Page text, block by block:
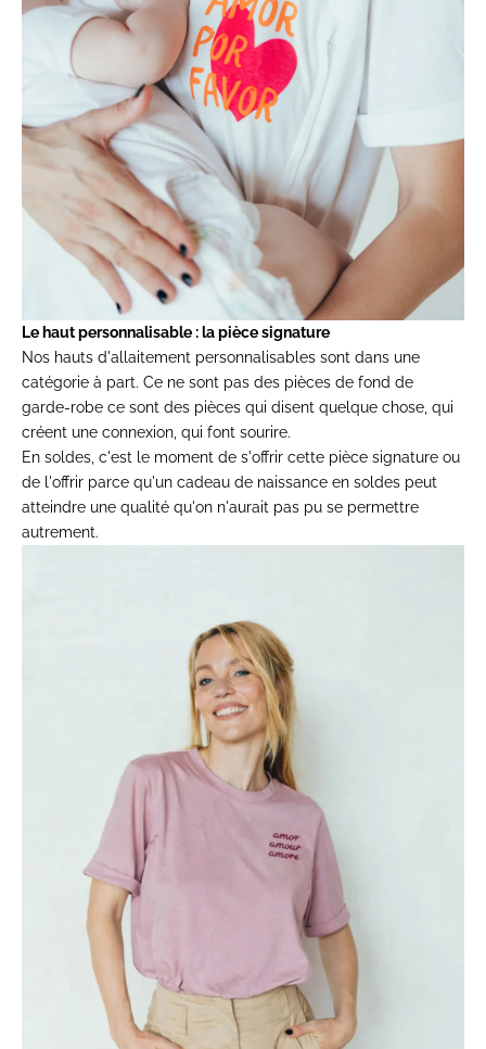
Le haut personnalisable : lapièce signature
Nos hauts d'allaitement personnalisables sont dans une
catégorie à part. Ce ne sont pas des pièces de fond de
garde-robe ce sont des pièces qui disent quelque chose, qui
créent une connexion, qui font sourire.
En soldes, c'est le moment de s'offrir cette pièce signature ou
de l'offrir parce qu'un cadeau de naissance en soldes peut
atteindre une qualité qu'on n'aurait pas pu se permettre
autrement.